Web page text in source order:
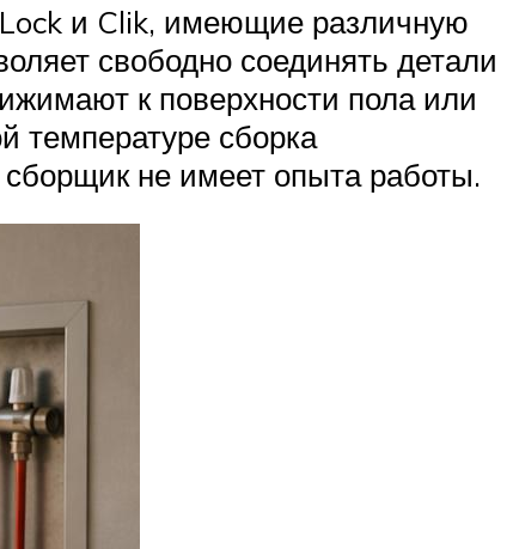
Lock и Clik, имеющие различную
свободно соединять детали
к поверхности пола или
температуре сборка
не имеет опыта работы.